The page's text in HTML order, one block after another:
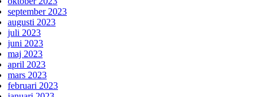
september 2023
augusti 2023
juli 2023
juni 2023
maj 2023
april 2023
mars 2023
februari 2023